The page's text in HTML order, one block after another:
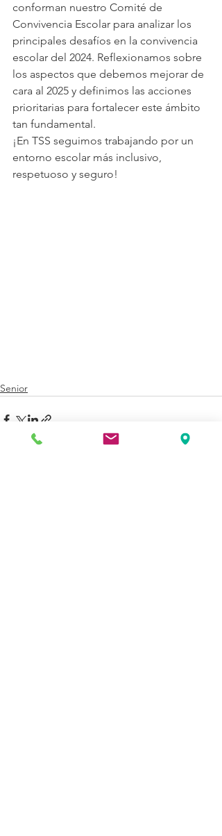
conforman nuestro Comité de
Convivencia Escolar para analizar los
principales desafíos en la convivencia
escolar del 2024. Reflexionamos sobre
los aspectos que debemos mejorar de
cara al 2025 y definimos las acciones
prioritarias para fortalecer este ámbito
tan fundamental.
¡En TSS seguimos trabajando por un
entorno escolar más inclusivo,
respetuoso y seguro!
Senior